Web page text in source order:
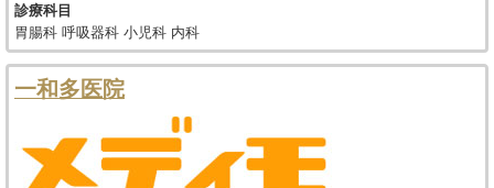
診療科目
胃腸科 呼吸器科 小児科 内科
一和多医院